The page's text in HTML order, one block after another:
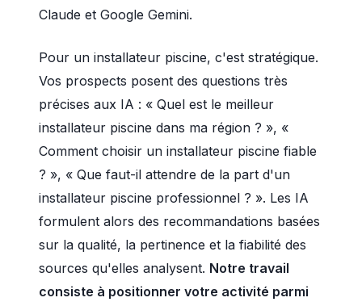
Claude et Google Gemini.
Pour un installateur piscine, c'est stratégique.
Vos prospects posent des questions très
précises aux IA : « Quel est le meilleur
installateur piscine dans ma région ? », «
Comment choisir un installateur piscine fiable
? », « Que faut-il attendre de la part d'un
installateur piscine professionnel ? ». Les IA
formulent alors des recommandations basées
sur la qualité, la pertinence et la fiabilité des
sources qu'elles analysent. Notre travail
consiste à positionner votre activité parmi